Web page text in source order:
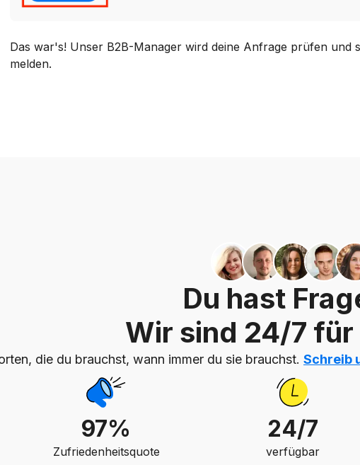
Das war's! Unser B2B-Manager wird deine Anfrage prüfen und
melden.
Du hast
Wir sind 24/7 für
die du brauchst, wann immer du sie brauchst. Schreib
97%
Zufriedenheitsquote
24/7
verfügbar